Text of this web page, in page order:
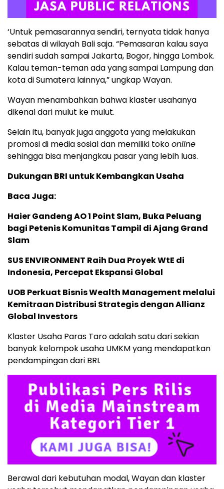
‘Untuk pemasarannya sendiri, ternyata tidak hanya
sebatas di wilayah Bali saja. “Pemasaran kalau saya
sendiri sudah sampai Jakarta, Bogor, hingga Lombok.
Kalau teman-teman ada yang sampai Lampung dan
kota di Sumatera lainnya,” ungkap Wayan.
Wayan menambahkan bahwa klaster usahanya
dikenal dari mulut ke mulut.
Selain itu, banyak juga anggota yang melakukan
promosi di media sosial dan memiliki tokoonline
sehingga bisa menjangkau pasar yang lebih luas.
Dukungan BRI untuk Kembangkan Usaha
Baca Juga:
Haier Gandeng AO 1 Point Slam, Buka Peluang
bagi Petenis Komunitas Tampil di Ajang Grand
Slam
SUS ENVIRONMENT Raih Dua Proyek WtE di
Indonesia, Percepat Ekspansi Global
UOB Perkuat Bisnis Wealth Management melalui
Kemitraan Distribusi Strategis dengan Allianz
Global Investors
Klaster Usaha Paras Taro adalah satu dari sekian
banyak kelompok usaha UMKM yang mendapatkan
pendampingan dari BRI.
Berawal dari kebutuhan modal, Wayan dan klaster